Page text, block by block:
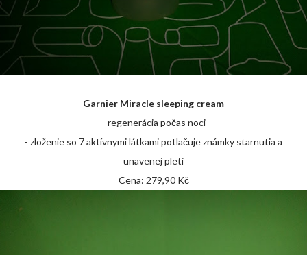
Garnier Miracle sleeping cream
- regenerácia počas noci
- zloženie so 7 aktívnymi látkami potlačuje známky starnutia a
unavenej pleti
Cena: 279,90 Kč